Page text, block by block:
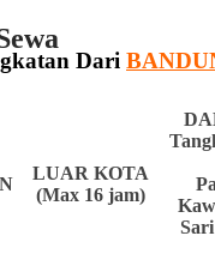
Dari
LUAR KOTA
(Max 16 jam)